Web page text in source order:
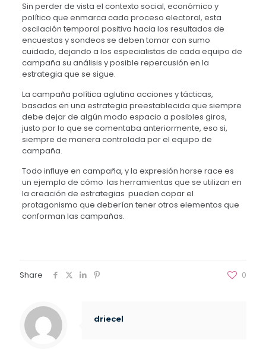
Sin perder de vista el contexto social, económico y
político que enmarca cada proceso electoral, esta
oscilación temporal positiva hacia los resultados de
encuestas y sondeos se deben tomar con sumo
cuidado, dejando a los especialistas de cada equipo de
campaña su análisis y posible repercusión en la
estrategia que se sigue.
La campaña política aglutina acciones y tácticas,
basadas en una estrategia preestablecida que siempre
debe dejar de algún modo espacio a posibles giros,
justo por lo que se comentaba anteriormente, eso si,
siempre de manera controlada por el equipo de
campaña.
Todo influye en campaña, y la expresión horse race es
un ejemplo de cómo las herramientas que se utilizan en
la creación de estrategias pueden copar el
protagonismo que deberían tener otros elementos que
conforman las campañas.
Share 0
driecel